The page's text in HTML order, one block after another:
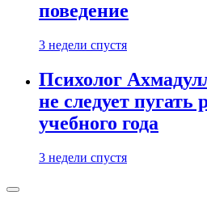
поведение
3 недели спустя
Психолог
не следует пугать
учебного года
3 недели спустя